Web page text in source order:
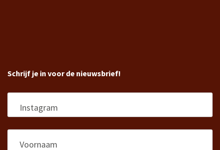
Schrijf je in voor de nieuwsbrief!
Instagram
Voornaam